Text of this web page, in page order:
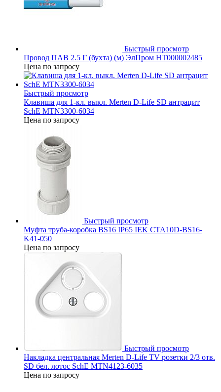
Быстрый просмотр
Провод ПАВ 2.5 Г (бухта) (м) ЭлПром НТ000002485
Цена по запросу
Быстрый просмотр
Клавиша для 1-кл. выкл. Merten D-Life SD антрацит
SchE MTN3300-6034
Цена по запросу
Быстрый просмотр
Муфта труба-коробка BS16 IP65 IEK CTA10D-BS16-
K41-050
Цена по запросу
Быстрый просмотр
Накладка центральная Merten D-Life TV розетки 2/3 отв.
SD бел. лотос SchE MTN4123-6035
Цена по запросу